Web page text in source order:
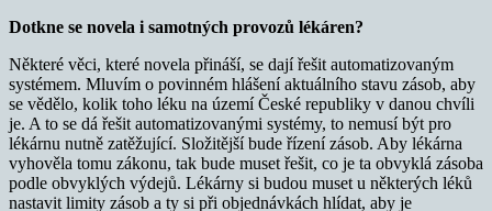
Dotkne se novela i samotných provozů lékáren?
Některé věci, které novela přináší, se dají řešit automatizovaným
systémem. Mluvím o povinném hlášení aktuálního stavu zásob, aby
se vědělo, kolik toho léku na území České republiky v danou chvíli
je. A to se dá řešit automatizovanými systémy, to nemusí být pro
lékárnu nutně zatěžující. Složitější bude řízení zásob. Aby lékárna
vyhověla tomu zákonu, tak bude muset řešit, co je ta obvyklá zásoba
podle obvyklých výdejů. Lékárny si budou muset u některých léků
nastavit limity zásob a ty si při objednávkách hlídat, aby je